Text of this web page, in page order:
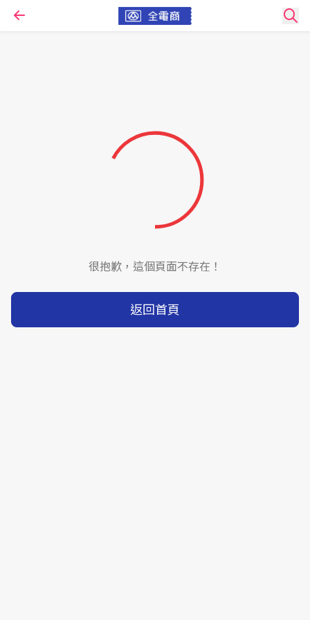
很抱歉，這個頁面不存在！
返回首頁